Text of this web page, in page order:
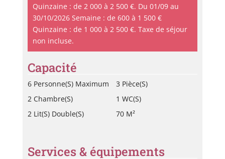
Quinzaine : de 2 000 à 2 500 €. Du 01/09 au
30/10/2026 Semaine : de 600 à 1 500 €
Quinzaine : de 1 000 à 2 500 €. Taxe de séjour
non incluse.
Capacité
6 Personne(s) Maximum
2 Chambre(s)
2 Lit(s) Double(s)
3 Pièce(s)
1 WC(s)
70 M²
Services & équipements